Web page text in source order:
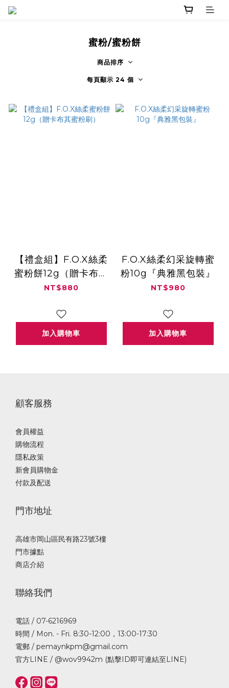
蜜粉/蜜粉餅
商品排序
每頁顯示 24 個
【禮盒組】F.O.X絲柔
蜜粉餅12g（贈卡布其
蜜粉刷）
NT$880
加入購物車
F.O.X絲柔幻采旋轉蜜
粉10g『典雅黑包裝』
NT$980
加入購物車
顧客服務
會員權益
購物流程
隱私政策
新會員購物金
付款及配送
門市地址
高雄市岡山區民有路23號3樓
門市據點
商店介紹
聯絡我們
電話 / 07-6216969
時間 / Mon. - Fri. 8:30-12:00，13:00-17:30
電郵 / pemaynkpm@gmail.com
官方LINE / @wov9942m (點擊ID即可連結至LINE)